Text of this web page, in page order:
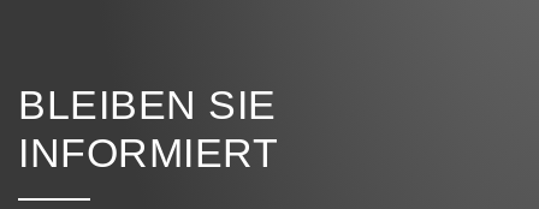
BLEIBEN SIE
INFORMIERT